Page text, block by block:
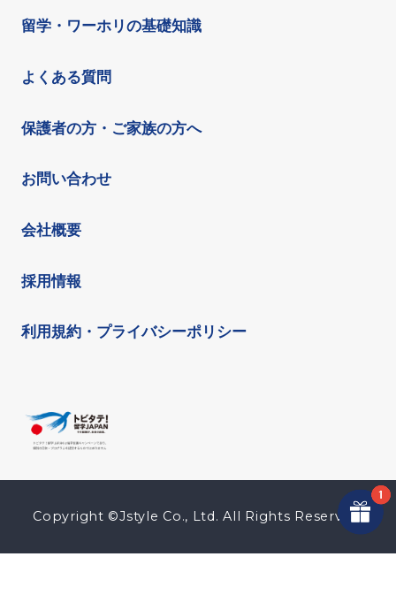
留学・ワーホリの基礎知識
よくある質問
保護者の方・ご家族の方へ
お問い合わせ
会社概要
採用情報
利用規約・プライバシーポリシー
Copyright ©Jstyle Co., Ltd. All Rights Reserved.